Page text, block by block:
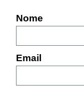
Nome
Email